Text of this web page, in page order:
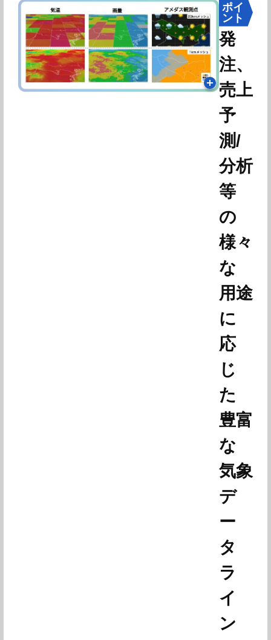
ポイ
ント
発
注、
売上
予
測/
分析
等
の
様々
な
用途
に
応
じ
た
豊富
な
気象
デ
ー
タ
ラ
イ
ン